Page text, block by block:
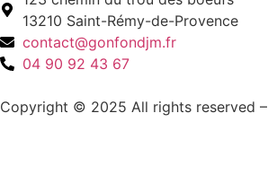
13210 Saint-Rémy-de-Provence
contact@gonfondjm.fr
04 90 92 43 67
Copyright © 2025 All rights reserved –